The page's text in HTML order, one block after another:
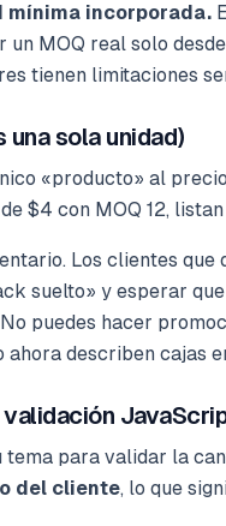
mínima incorporada.
MOQ real solo
tienen limitaciones
una sola unidad)
«producto» al
$4 con MOQ 12, listan
Los clientes que
suelto» y esperar
puedes hacer
describen cajas
para validar la
del cliente, lo que